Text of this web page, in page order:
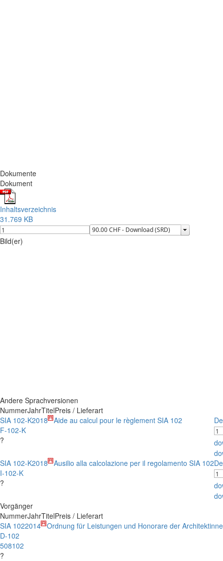
Dokumente
Dokument
Inhaltsverzeichnis
31.769 KB
Bild(er)
Andere Sprachversionen
NummerJahrTitelPreis / Lieferart
SIA 102-K
F-102-K
?
2018 Aide au calcul pour le règlement SIA 102
SIA 102-K
I-102-K
?
2018 Ausilio alla calcolazione per il regolamento SIA 102
Vorgänger
NummerJahrTitelPreis / Lieferart
SIA 102
D-102
508102
?
2014 Ordnung für Leistungen und Honorare der